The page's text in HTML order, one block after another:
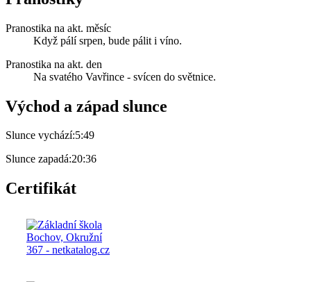
Pranostika na akt. měsíc
Když pálí srpen, bude pálit i víno.
Pranostika na akt. den
Na svatého Vavřince - svícen do světnice.
Východ a západ slunce
Slunce vychází:5:49
Slunce zapadá:20:36
Certifikát